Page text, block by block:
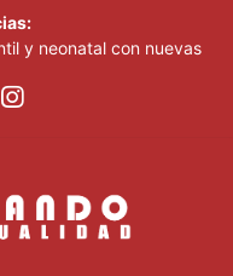
y neonatal con nuevas
de los Juegos
de hasta 35 °C este
saldrá fortalecido del